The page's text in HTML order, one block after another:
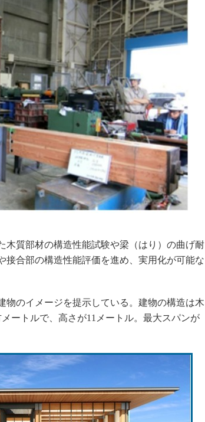
質部材の構造性能試験や梁（はり）の曲げ耐
接合部の構造性能評価を進め、実用化が可能な
のイメージを提示している。建物の構造は木
ートルで、高さが11メートル。最大スパンが